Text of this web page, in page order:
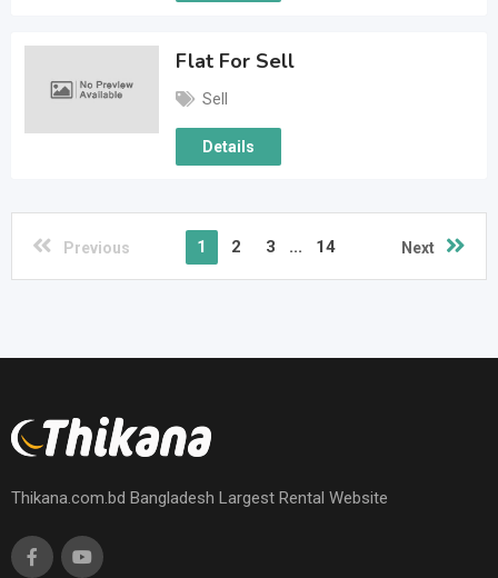
Flat For Sell
Sell
Details
Previous 1 2 3 ... 14 Next
Thikana.com.bd Bangladesh Largest Rental Website